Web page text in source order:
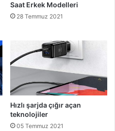
Saat Erkek Modelleri
28 Temmuz 2021
Hızlı şarjda çığır açan
teknolojiler
05 Temmuz 2021